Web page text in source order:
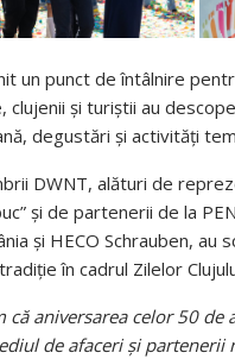
un punct de întâlnire
clujenii și turiștii au
degustări și activități
DWNT, alături de
și de partenerii de la
și HECO Schrauben,
în cadrul Zilelor
că aniversarea celor 50
de afaceri și